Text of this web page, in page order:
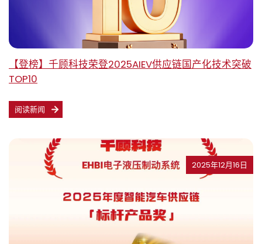
【登榜】千顾科技荣登2025AIEV供应链国产化技术突破
TOP10
阅读新闻
2025年12月16日